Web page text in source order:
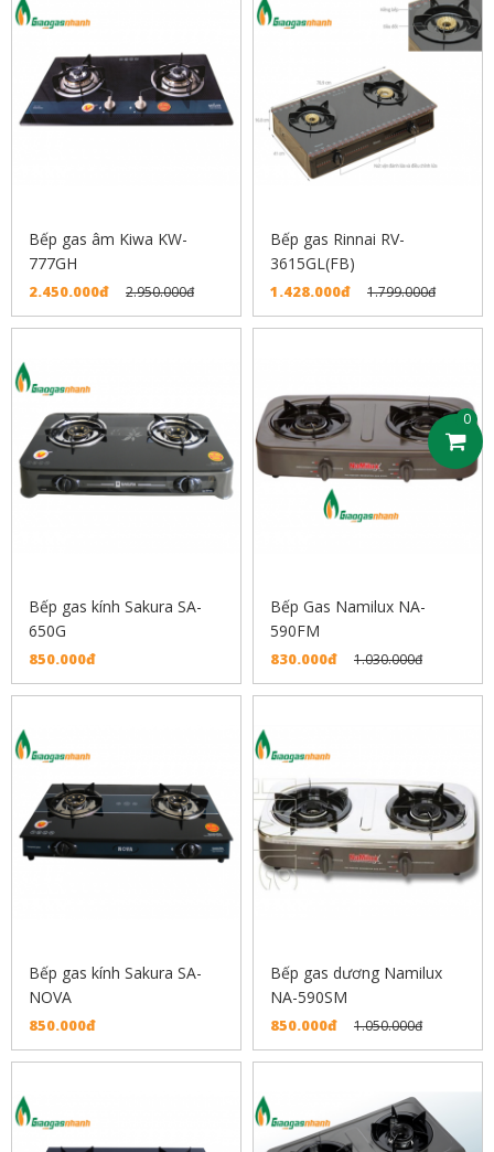
0
Bếp gas âm Kiwa KW-
777GH
2.450.000đ 2.950.000đ
Bếp gas Rinnai RV-
3615GL(FB)
1.428.000đ 1.799.000đ
Bếp gas kính Sakura SA-
650G
850.000đ
Bếp Gas Namilux NA-
590FM
830.000đ 1.030.000đ
Bếp gas kính Sakura SA-
NOVA
850.000đ
Bếp gas dương Namilux
NA-590SM
850.000đ 1.050.000đ